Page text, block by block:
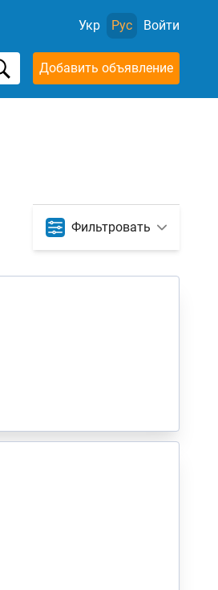
Укр Рус Войти
Добавить объявление
Фильтровать